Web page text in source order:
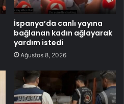
İspanya’da canlı yayına
bağlanan kadın ağlayarak
yardım istedi
Ağustos 8, 2026